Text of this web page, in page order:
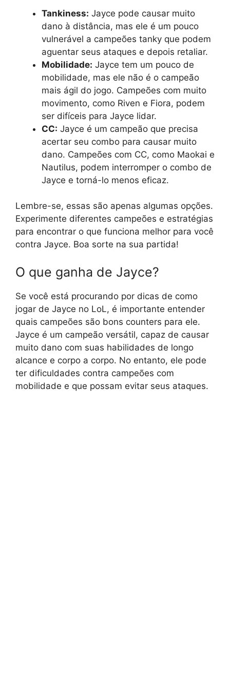
Tankiness: Jayce pode causar muito
dano à distância, mas ele é um pouco
vulnerável a campeões tanky que podem
aguentar seus ataques e depois retaliar.
Mobilidade: Jayce tem um pouco de
mobilidade, mas ele não é o campeão
mais ágil do jogo. Campeões com muito
movimento, como Riven e Fiora, podem
ser difíceis para Jayce lidar.
CC: Jayce é um campeão que precisa
acertar seu combo para causar muito
dano. Campeões com CC, como Maokai e
Nautilus, podem interromper o combo de
Jayce e torná-lo menos eficaz.
Lembre-se, essas são apenas algumas opções.
Experimente diferentes campeões e estratégias
para encontrar o que funciona melhor para você
contra Jayce. Boa sorte na sua partida!
O que ganha de Jayce?
Se você está procurando por dicas de como
jogar de Jayce no LoL, é importante entender
quais campeões são bons counters para ele.
Jayce é um campeão versátil, capaz de causar
muito dano com suas habilidades de longo
alcance e corpo a corpo. No entanto, ele pode
ter dificuldades contra campeões com
mobilidade e que possam evitar seus ataques.